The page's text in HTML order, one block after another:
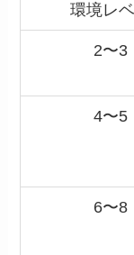
環境レ
2〜3
4〜5
6〜8